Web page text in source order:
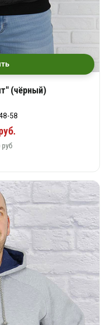
(чёрный)
58
руб